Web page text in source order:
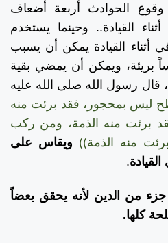
وقوع الحوادث أربعة أضعاف
القيادة.. وحينما يستخدم
أثناء القيادة يمكن أن يسبب
بريئة، ويمكن أن يمضي بقية
رسول الله صلى الله عليه
ليس بمحجور، فقد برئت منه
برئت منه الذمة، ومن ركب
منه الذمة)) ويقاس على
.
من الدين لأنه يحقق بعضاً
كلها.